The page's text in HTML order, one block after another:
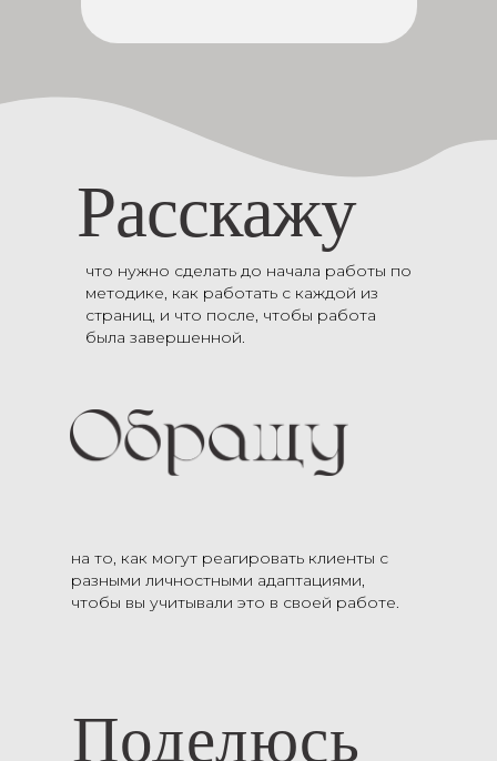
что нужно сделать до начала работы по
методике, как работать с каждой из
страниц, и что после, чтобы работа
была завершенной.
на то, как могут реагировать клиенты с
разными личностными адаптациями,
чтобы вы учитывали это в своей работе.